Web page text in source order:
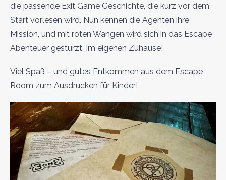
die passende Exit Game Geschichte, die kurz vor dem
Start vorlesen wird. Nun kennen die Agenten ihre
Mission, und mit roten Wangen wird sich in das Escape
Abenteuer gestürzt. Im eigenen Zuhause!
Viel Spaß – und gutes Entkommen aus dem Escape
Room zum Ausdrucken für Kinder!